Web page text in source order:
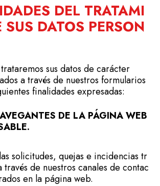
DEL TRATAMI
SUS DATOS PERSON
sus datos de carácter
a través de nuestros formularios
finalidades expresadas:
DE LA PÁGINA WEB
solicitudes, quejas e incidencias tr
través de nuestros canales de contac
en la página web.